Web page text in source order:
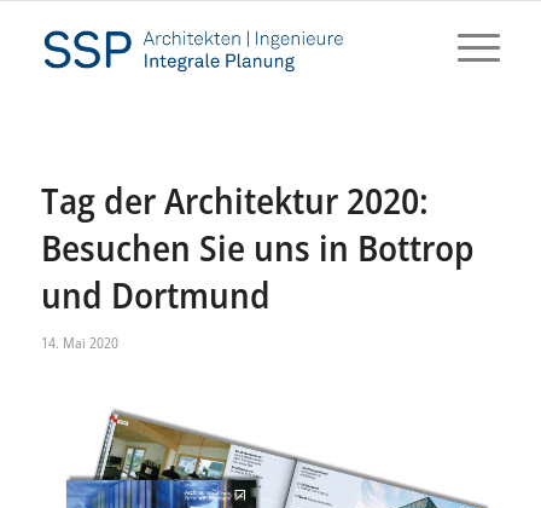
Tag der Architektur 2020:
Besuchen Sie uns in Bottrop
und Dortmund
14. Mai 2020